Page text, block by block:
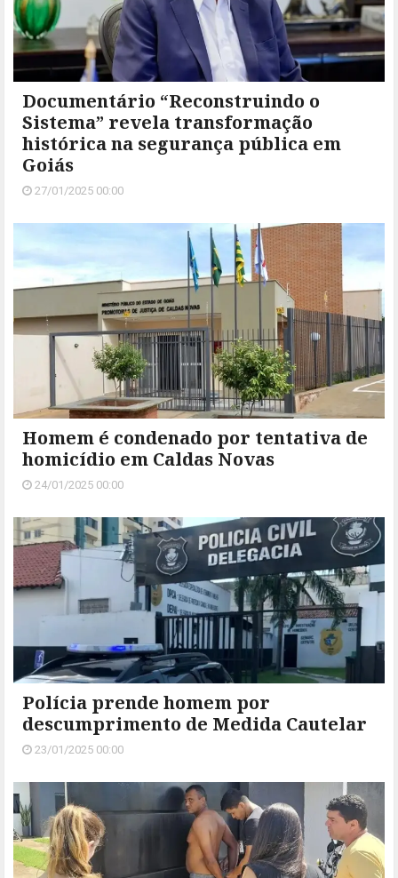
Documentário “Reconstruindo o
Sistema” revela transformação
histórica na segurança pública em
Goiás
27/01/2025 00:00
Homem é condenado por tentativa de
homicídio em Caldas Novas
24/01/2025 00:00
Polícia prende homem por
descumprimento de Medida Cautelar
23/01/2025 00:00